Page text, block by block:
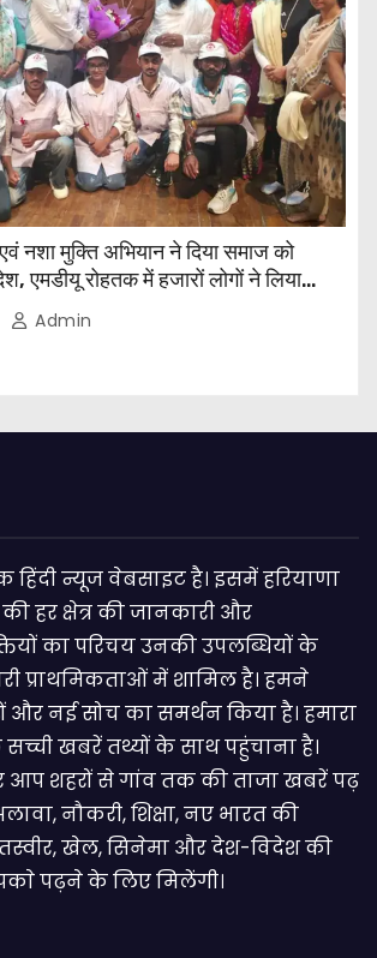
नशा मुक्ति अभियान ने दिया समाज को
एमडीयू रोहतक में हजारों लोगों ने लिया
Admin
न्यूज वेबसाइट है। इसमें हरियाणा
हर क्षेत्र की जानकारी और
का परिचय उनकी उपलब्धियों के
प्राथमिकताओं में शामिल है। हमने
और नई सोच का समर्थन किया है। हमारा
खबरें तथ्यों के साथ पहुंचाना है।
आप शहरों से गांव तक की ताजा खबरें पढ़
नौकरी, शिक्षा, नए भारत की
खेल, सिनेमा और देश-विदेश की
पढ़ने के लिए मिलेंगी।